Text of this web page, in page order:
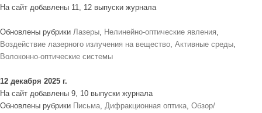
На сайт добавлены 11, 12 выпуски журнала
Обновлены рубрики Лазеры, Нелинейно-оптические явления,
Воздействие лазерного излучения на вещество, Активные среды,
Волоконно-оптические системы
12 декабря 2025 г.
На сайт добавлены 9, 10 выпуски журнала
Обновлены рубрики Письма, Дифракционная оптика, Обзор/